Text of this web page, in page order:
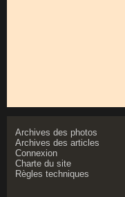
Archives des photos
Archives des articles
Connexion
Charte du site
Règles techniques